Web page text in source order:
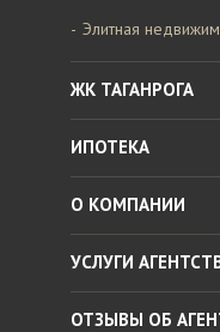
Элитная
ЖК ТАГАНРОГА
ИПОТЕКА
О КОМПАНИИ
УСЛУГИ
ОТЗЫВЫ ОБ